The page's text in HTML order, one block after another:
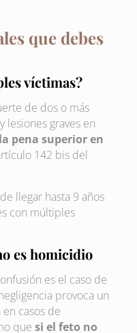
que debes
víctimas?
de dos o más
lesiones graves en
la pena superior en
142 bis del
llegar hasta 9 años
con múltiples
es homicidio
es el caso de
provoca un
casos de
que si el feto no